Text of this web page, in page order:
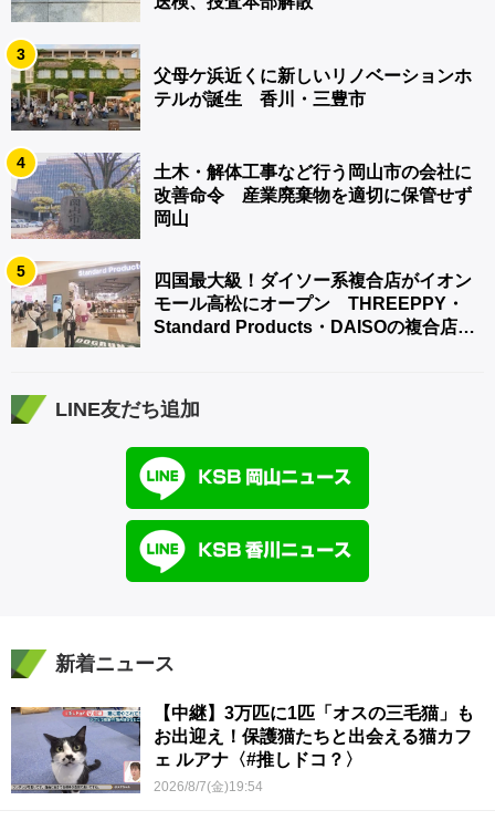
3
父母ケ浜近くに新しいリノベーションホ
テルが誕生 香川・三豊市
4
土木・解体工事など行う岡山市の会社に
改善命令 産業廃棄物を適切に保管せず
岡山
5
四国最大級！ダイソー系複合店がイオン
モール高松にオープン THREEPPY・
Standard Products・DAISOの複合店は
LINE友だち追加
新着ニュース
【中継】3万匹に1匹「オスの三毛猫」も
お出迎え！保護猫たちと出会える猫カフ
ェ ルアナ〈#推しドコ？〉
2026/8/7(金)19:54